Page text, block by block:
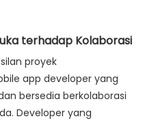
terhadap Kolaborasi
proyek
app developer yang
bersedia berkolaborasi
Developer yang